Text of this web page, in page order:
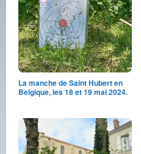
La manche de Saint Hubert en
Belgique, les 18 et 19 mai 2024.